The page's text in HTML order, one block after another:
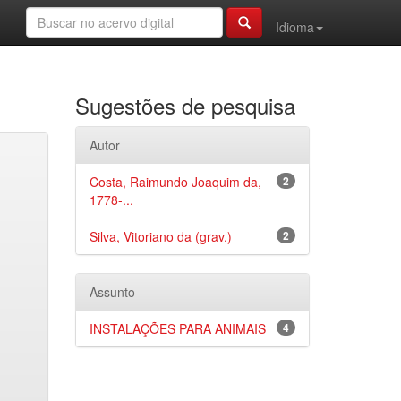
Idioma
Sugestões de pesquisa
Autor
2
Costa, Raimundo Joaquim da,
1778-...
2
Silva, Vitoriano da (grav.)
Assunto
4
INSTALAÇÕES PARA ANIMAIS